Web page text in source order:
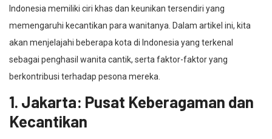
Indonesia memiliki ciri khas dan keunikan tersendiri yang
memengaruhi kecantikan para wanitanya. Dalam artikel ini, kita
akan menjelajahi beberapa kota di Indonesia yang terkenal
sebagai penghasil wanita cantik, serta faktor-faktor yang
berkontribusi terhadap pesona mereka.
1. Jakarta: Pusat Keberagaman dan
Kecantikan